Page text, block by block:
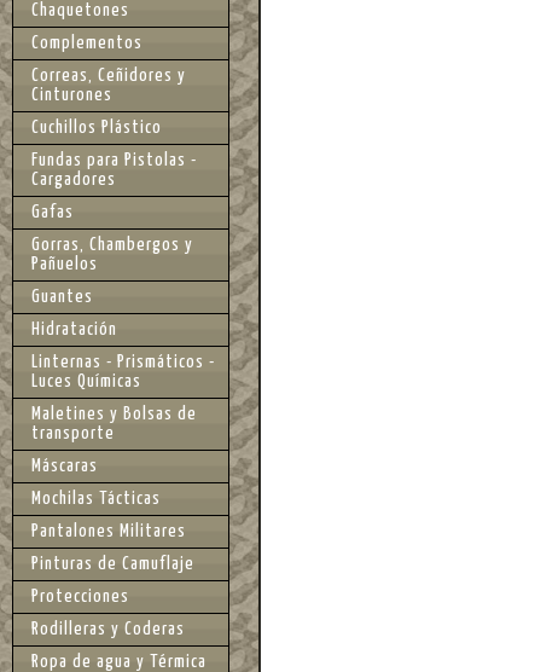
Chaquetones
Complementos
Correas, Ceñidores y
Cinturones
Cuchillos Plástico
Fundas para Pistolas -
Cargadores
Gafas
Gorras, Chambergos y
Pañuelos
Guantes
Hidratación
Linternas - Prismáticos -
Luces Químicas
Maletines y Bolsas de
transporte
Máscaras
Mochilas Tácticas
Pantalones Militares
Pinturas de Camuflaje
Protecciones
Rodilleras y Coderas
Ropa de agua y Térmica